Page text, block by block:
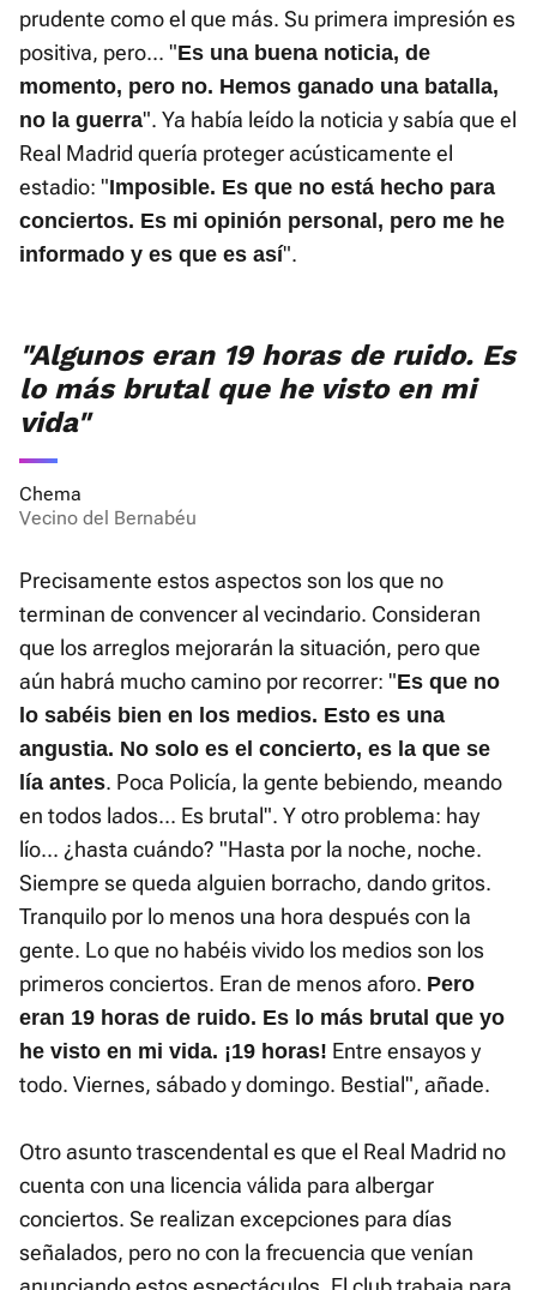
prudente como el que más. Su primera impresión es
positiva, pero... "Es una buena noticia, de
momento, pero no. Hemos ganado una batalla,
no la guerra". Ya había leído la noticia y sabía que el
Real Madrid quería proteger acústicamente el
estadio: "Imposible. Es que no está hecho para
conciertos. Es mi opinión personal, pero me he
informado y es que es así".
"Algunos eran 19 horas de ruido. Es
lo más brutal que he visto en mi
vida"
Chema
Vecino del Bernabéu
Precisamente estos aspectos son los que no
terminan de convencer al vecindario. Consideran
que los arreglos mejorarán la situación, pero que
aún habrá mucho camino por recorrer: "Es que no
lo sabéis bien en los medios. Esto es una
angustia. No solo es el concierto, es la que se
lía antes. Poca Policía, la gente bebiendo, meando
en todos lados... Es brutal". Y otro problema: hay
lío... ¿hasta cuándo? "Hasta por la noche, noche.
Siempre se queda alguien borracho, dando gritos.
Tranquilo por lo menos una hora después con la
gente. Lo que no habéis vivido los medios son los
primeros conciertos. Eran de menos aforo. Pero
eran 19 horas de ruido. Es lo más brutal que yo
he visto en mi vida. ¡19 horas! Entre ensayos y
todo. Viernes, sábado y domingo. Bestial", añade.
Otro asunto trascendental es que el Real Madrid no
cuenta con una licencia válida para albergar
conciertos. Se realizan excepciones para días
señalados, pero no con la frecuencia que venían